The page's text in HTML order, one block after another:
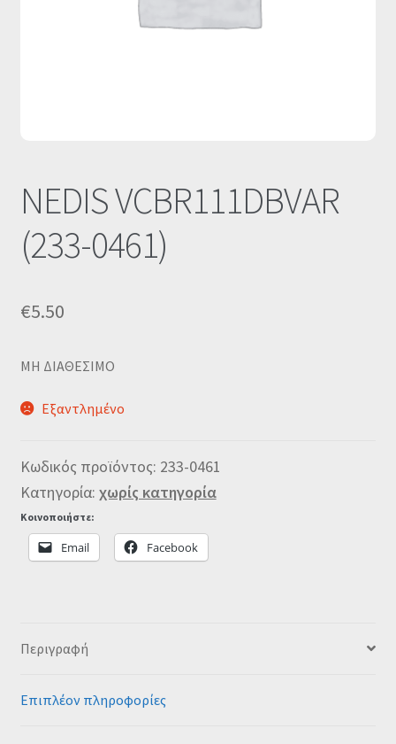
NEDIS VCBR111DBVAR
(233-0461)
€5.50
MΗ ΔΙΑΘΕΣΙΜΟ
Εξαντλημένο
Κωδικός προϊόντος: 233-0461
Κατηγορία: χωρίς κατηγορία
Κοινοποιήστε:
Email Facebook
Περιγραφή
Επιπλέον πληροφορίες